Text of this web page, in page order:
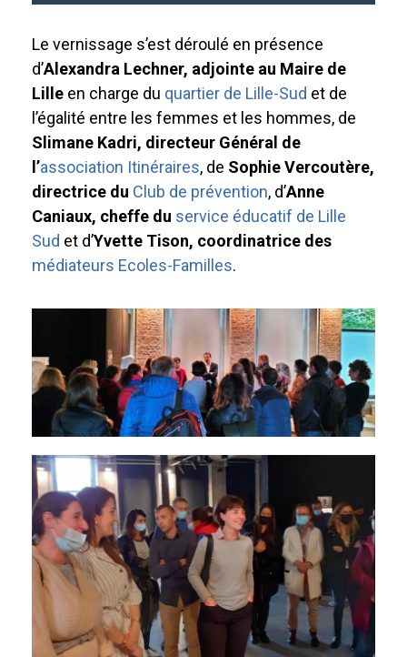
Le vernissage s’est déroulé en présence
d’Alexandra Lechner, adjointe au Maire de
Lille en charge du quartier de Lille-Sud et de
l’égalité entre les femmes et les hommes, de
Slimane Kadri, directeur Général de
l’association Itinéraires, de Sophie Vercoutère,
directrice du Club de prévention, d’Anne
Caniaux, cheffe du service éducatif de Lille
Sud et d’Yvette Tison, coordinatrice des
médiateurs Ecoles-Familles.